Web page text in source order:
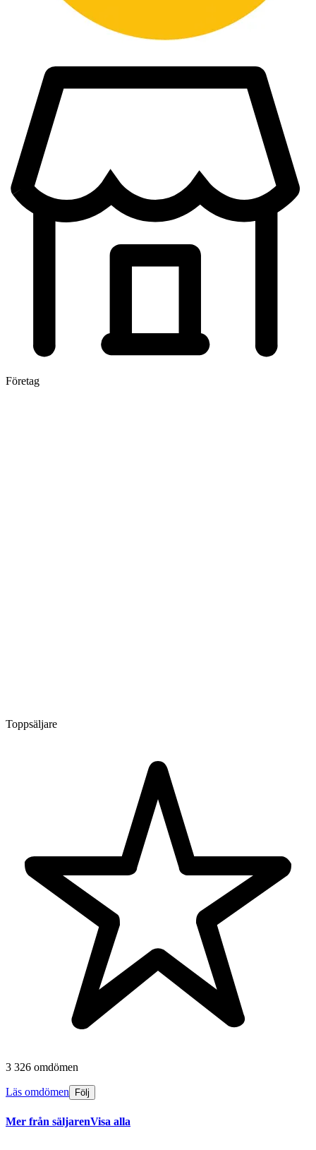
Företag
Toppsäljare
3 326 omdömen
Läs omdömen Följ
Mer från säljarenVisa alla